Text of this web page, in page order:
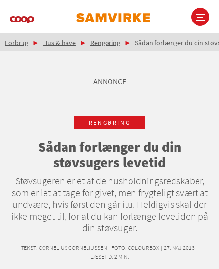
Main
Brødkrumme
Forbrug Hus & have Rengøring Sådan forlænger du din
ANNONCE
RENGØRING
Sådan forlænger du din
støvsugers levetid
Støvsugeren er et af de husholdningsredskaber,
som er let at tage for givet, men frygteligt svært at
undvære, hvis først den går itu. Heldigvis skal der
ikke meget til, for at du kan forlænge levetiden på
din støvsuger.
TEKST: CORNELIUS CORNELIUSSEN | FOTO: COLOURBOX | 27. MAJ 2013 |
LÆSETID: 2 MIN.